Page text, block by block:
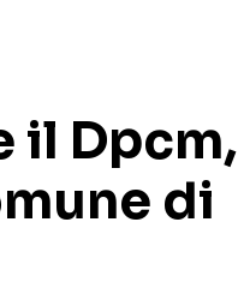
il Dpcm,
di